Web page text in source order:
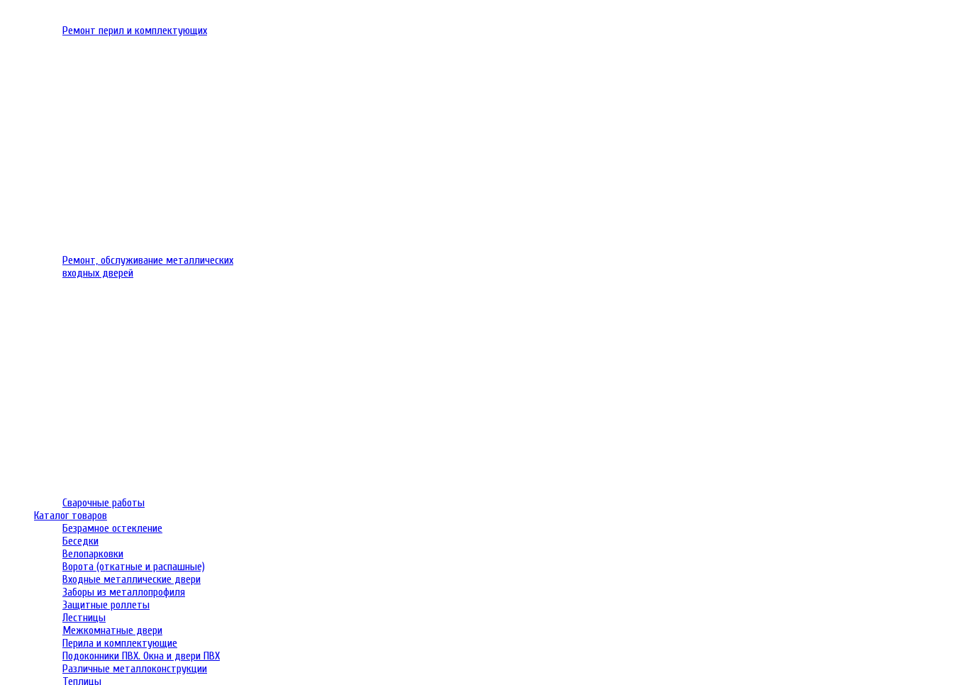
Ремонт перил и комплектующих
Ремонт, обслуживание металлических
входных дверей
Сварочные работы
Каталог товаров
Безрамное остекление
Беседки
Велопарковки
Ворота (откатные и распашные)
Входные металлические двери
Заборы из металлопрофиля
Защитные роллеты
Лестницы
Межкомнатные двери
Перила и комплектующие
Подоконники ПВХ. Окна и двери ПВХ
Различные металлоконструкции
Теплицы